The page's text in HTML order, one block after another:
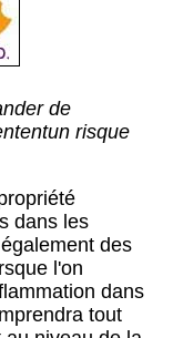
de
risque
dans les
des
l'on
dans
tout